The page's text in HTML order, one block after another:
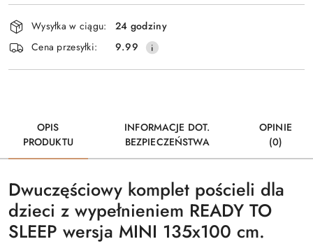
Dostępność
i
dostawa
Wysyłka w ciągu:
24 godziny
Cena przesyłki:
9.99
OPIS
PRODUKTU
INFORMACJE DOT.
BEZPIECZEŃSTWA
OPINIE
(0)
Dwuczęściowy komplet pościeli dla
dzieci z wypełnieniem READY TO
SLEEP wersja MINI 135x100 cm.